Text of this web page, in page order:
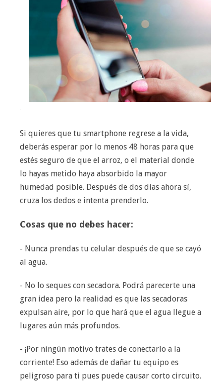
Si quieres que tu smartphone regrese a la vida,
deberás esperar por lo menos 48 horas para que
estés seguro de que el arroz, o el material donde
lo hayas metido haya absorbido la mayor
humedad posible. Después de dos días ahora sí,
cruza los dedos e intenta prenderlo.
Cosas que no debes hacer:
- Nunca prendas tu celular después de que se cayó
al agua.
- No lo seques con secadora. Podrá parecerte una
gran idea pero la realidad es que las secadoras
expulsan aire, por lo que hará que el agua llegue a
lugares aún más profundos.
- ¡Por ningún motivo trates de conectarlo a la
corriente! Eso además de dañar tu equipo es
peligroso para ti pues puede causar corto circuito.